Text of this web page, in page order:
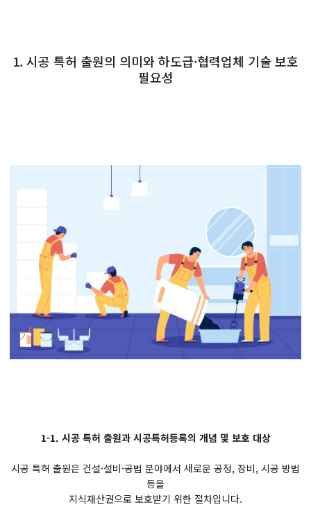
1. 시공 특허 출원의 의미와 하도급·협력업체 기술 보호
필요성
1-1. 시공 특허 출원과 시공특허등록의 개념 및 보호 대상
시공 특허 출원은 건설·설비·공법 분야에서 새로운 공정, 장비, 시공 방법
등을
지식재산권으로 보호받기 위한 절차입니다.